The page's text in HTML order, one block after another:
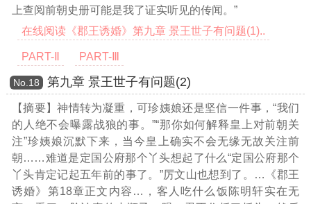
上查阅前朝史册可能是我了证实听见的传闻。”
在线阅读《郡王诱婚》第九章 景王世子有问题(1)..
PART-Ⅱ PART-Ⅲ
Νο.18 第九章 景王世子有问题(2)
【摘要】神情转为凝重，可珍姨娘还是坚信一件事，“我们
的人绝不会曝露战狼的事。”“那你如何解释皇上对前朝关
注”珍姨娘沉默下来，当今皇上确实不会无缘无故关注前
朝……难道是定国公府那个丫头想起了什么“定国公府那个
丫头肯定记起五年前的事了。”厉文山也想到了。
…《郡王
诱婚》第18章正文内容… ，客人吃什么饭陈明轩实在无